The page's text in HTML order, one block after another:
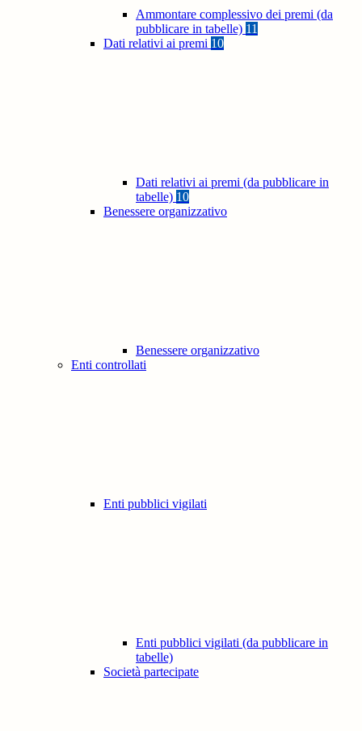
Ammontare complessivo dei premi (da
pubblicare in tabelle) 11
Dati relativi ai premi 10
Dati relativi ai premi (da pubblicare in
tabelle) 10
Benessere organizzativo
Benessere organizzativo
Enti controllati
Enti pubblici vigilati
Enti pubblici vigilati (da pubblicare in
tabelle)
Società partecipate